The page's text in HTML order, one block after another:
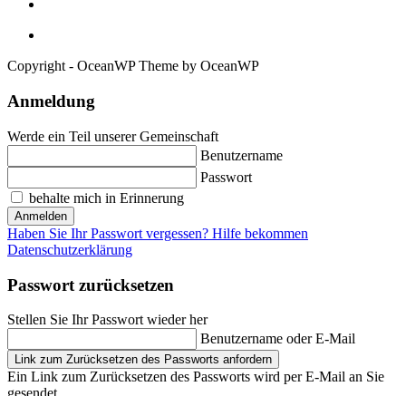
Copyright - OceanWP Theme by OceanWP
Anmeldung
Werde ein Teil unserer Gemeinschaft
Benutzername
Passwort
behalte mich in Erinnerung
Anmelden
Haben Sie Ihr Passwort vergessen? Hilfe bekommen
Datenschutzerklärung
Passwort zurücksetzen
Stellen Sie Ihr Passwort wieder her
Benutzername oder E-Mail
Link zum Zurücksetzen des Passworts anfordern
Ein Link zum Zurücksetzen des Passworts wird per E-Mail an Sie